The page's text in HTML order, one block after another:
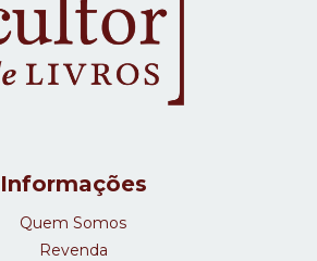
Informações
Quem Somos
Revenda